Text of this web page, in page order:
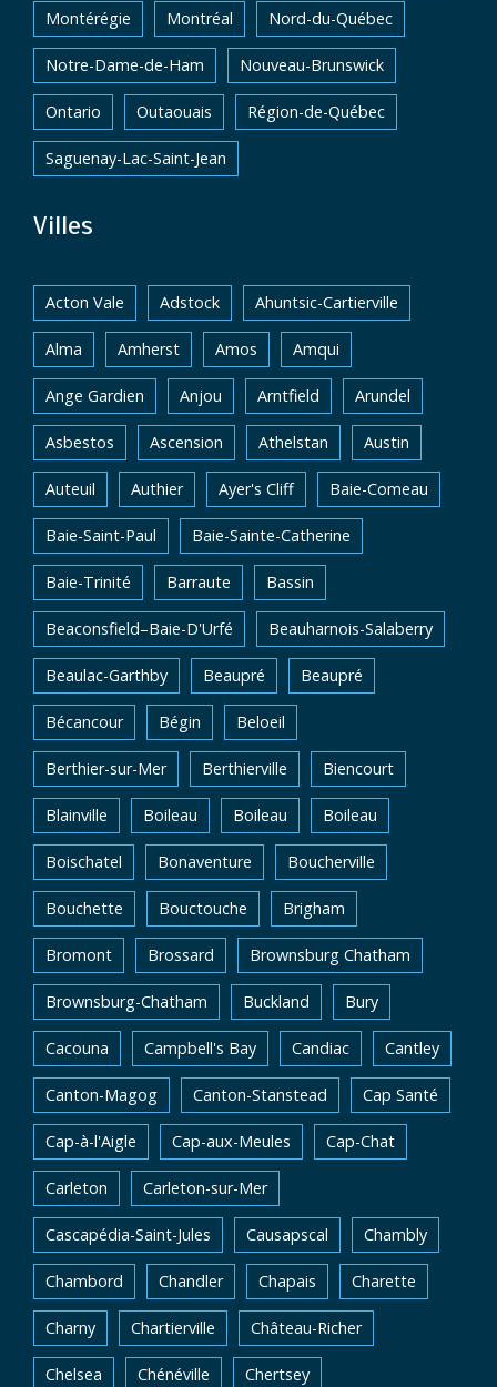
Montérégie Montréal Nord-du-Québec
Notre-Dame-de-Ham Nouveau-Brunswick
Ontario Outaouais Région-de-Québec
Saguenay-Lac-Saint-Jean
Villes
Acton Vale Adstock Ahuntsic-Cartierville
Alma Amherst Amos Amqui
Ange Gardien Anjou Arntfield Arundel
Asbestos Ascension Athelstan Austin
Auteuil Authier Ayer's Cliff Baie-Comeau
Baie-Saint-Paul Baie-Sainte-Catherine
Baie-Trinité Barraute Bassin
Beaconsfield–Baie-D'Urfé Beauharnois-Salaberry
Beaulac-Garthby Beaupré Beaupré
Bécancour Bégin Beloeil
Berthier-sur-Mer Berthierville Biencourt
Blainville Boileau Boileau Boileau
Boischatel Bonaventure Boucherville
Bouchette Bouctouche Brigham
Bromont Brossard Brownsburg Chatham
Brownsburg-Chatham Buckland Bury
Cacouna Campbell's Bay Candiac Cantley
Canton-Magog Canton-Stanstead Cap Santé
Cap-à-l'Aigle Cap-aux-Meules Cap-Chat
Carleton Carleton-sur-Mer
Cascapédia-Saint-Jules Causapscal Chambly
Chambord Chandler Chapais Charette
Charny Chartierville Château-Richer
Chelsea Chénéville Chertsey